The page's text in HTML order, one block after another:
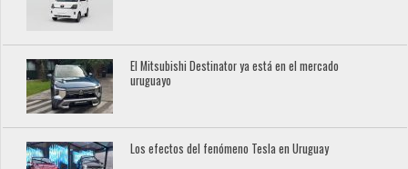
El Mitsubishi Destinator ya está en el mercado
uruguayo
Los efectos del fenómeno Tesla en Uruguay